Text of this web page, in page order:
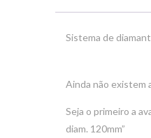
Sistema de
Ainda não existem
Seja o primeiro a
diam. 120mm”